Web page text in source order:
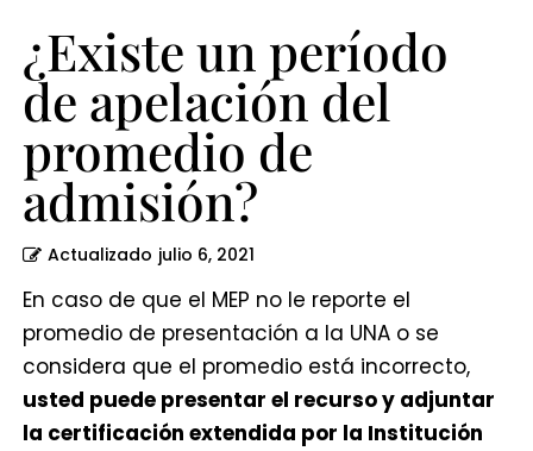
¿Existe un período
de apelación del
promedio de
admisión?
Actualizado julio 6, 2021
En caso de que el MEP no le reporte el
promedio de presentación a la UNA o se
considera que el promedio está incorrecto,
usted puede presentar el recurso y adjuntar
la certificación extendida por la Institución